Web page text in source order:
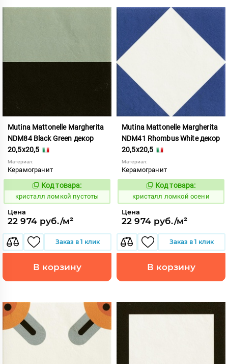
Mutina Mattonelle Margherita
NDM84 Black Green декор
20,5x20,5
Материал:
Керамогранит
818574
Код товара:
кристалл ломкой пустоты
Цена
22 974 руб./м²
Заказ в 1 клик
В корзину
Mutina Mattonelle Margherita
NDM41 Rhombus White декор
20,5x20,5
Материал:
Керамогранит
818565
Код товара:
кристалл ломкой осени
Цена
22 974 руб./м²
Заказ в 1 клик
В корзину